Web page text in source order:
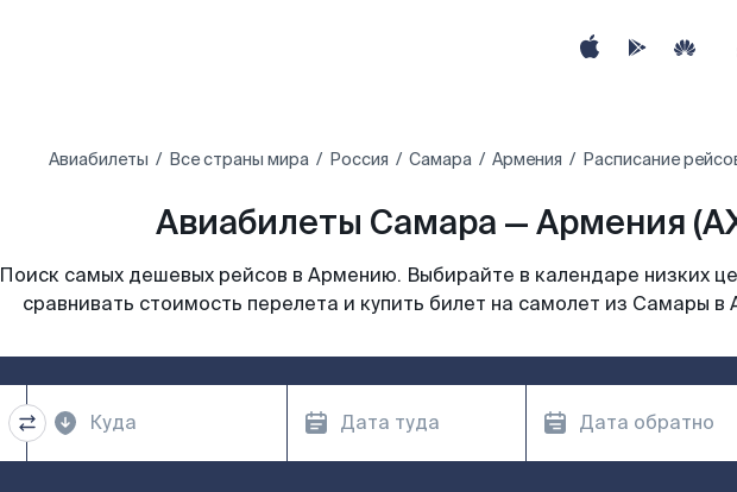
Авиабилеты Все страны мира Россия Самара Армения Расписание
Авиабилеты Самара — Армения
Поиск самых дешевых рейсов в Армению. Выбирайте в календаре низких
сравнивать стоимость перелета и купить билет на самолет из Самары